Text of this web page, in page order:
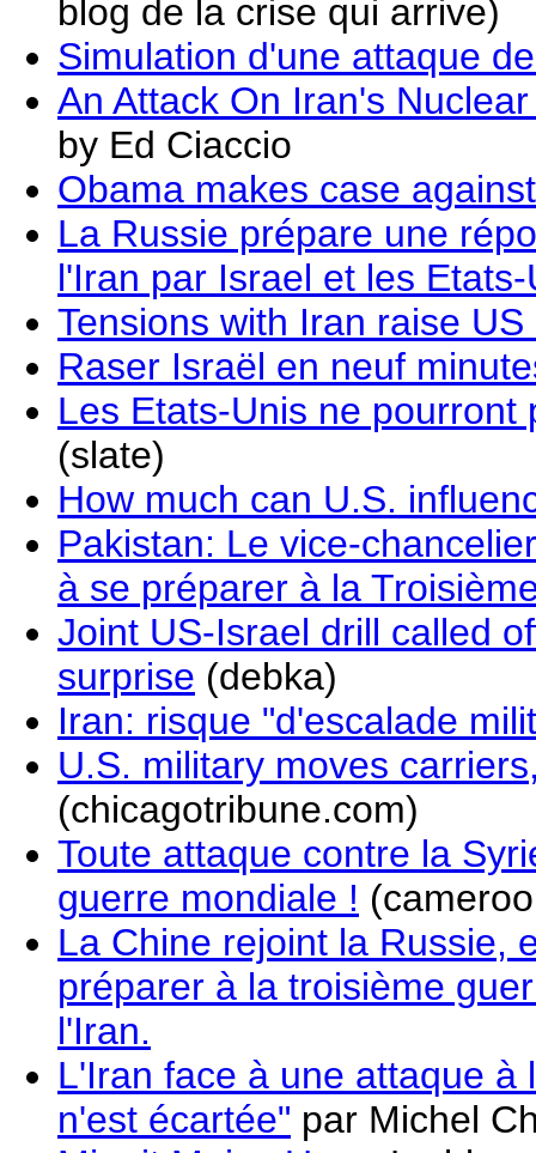
blog de la crise qui arrive)
Simulation d'une attaque
An Attack On Iran's
by Ed Ciaccio
Obama makes case
La Russie prépare une
l'Iran par Israel et les
Tensions with Iran raise
Raser Israël en neuf
Les Etats-Unis ne
(slate)
How much can U.S.
Pakistan: Le vice-
à se préparer à la
Joint US-Israel drill called
surprise (debka)
Iran: risque "d'escalade
U.S. military moves
(chicagotribune.com)
Toute attaque contre la
guerre mondiale !
La Chine rejoint la Russie,
préparer à la troisième
l'Iran.
L'Iran face à une attaque
n'est écartée" par Michel